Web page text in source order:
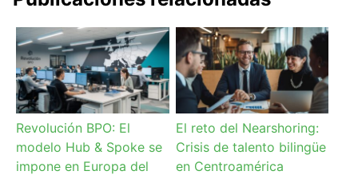
Revolución BPO: El
modelo Hub & Spoke se
impone en Europa del
El reto del Nearshoring:
Crisis de talento bilingüe
en Centroamérica